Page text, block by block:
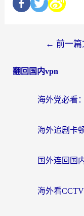
← 前一篇
翻回国内vpn